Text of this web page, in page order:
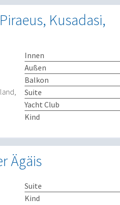
Kusadasi,
Innen
Außen
Balkon
Suite
Yacht Club
Kind
Ägäis
Suite
Kind